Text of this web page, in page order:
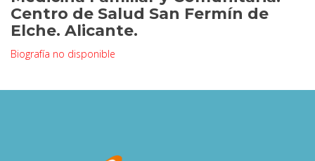
Centro de Salud San Fermín de
Elche. Alicante.
Biografía no disponible